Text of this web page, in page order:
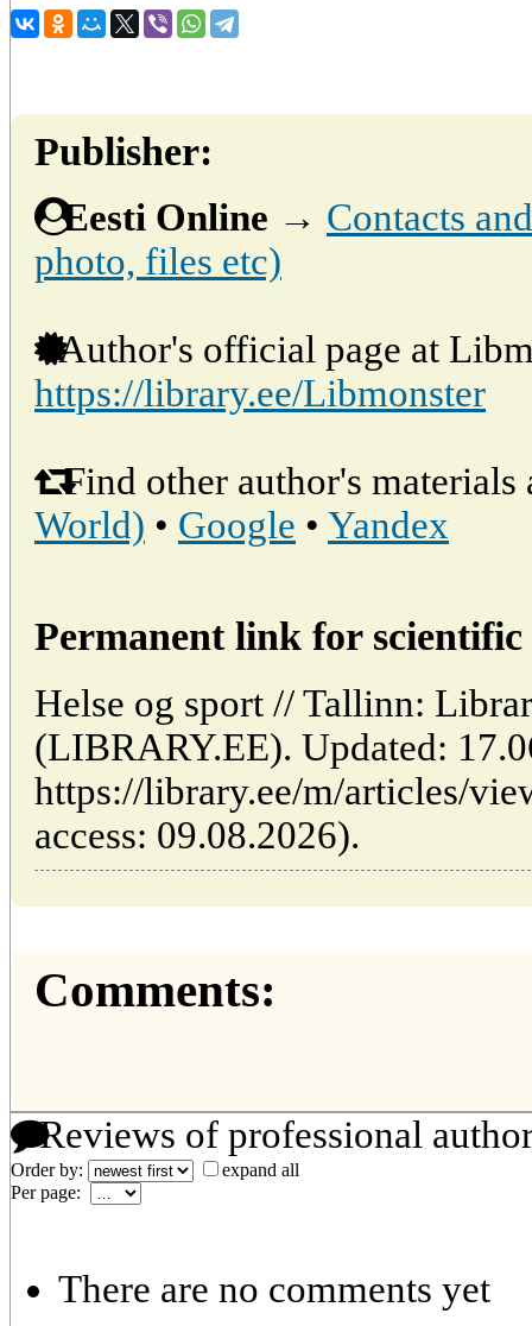
Publisher:
Eesti Online → Contacts
photo, files etc)
Author's official page at
https://library.ee/Libmonster
Find other author's materials
World) • Google • Yandex
Permanent link for
Helse og sport // Tallinn:
(LIBRARY.EE). Updated:
https://library.ee/m/articles/
access: 09.08.2026).
Comments:
Reviews of professional
Order by:
expand all
Per page:
There are no comments yet